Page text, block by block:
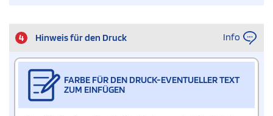
4 Hinweis für den Druck Info
FARBE FÜR DEN DRUCK-EVENTUELLER TEXT
ZUM EINFÜGEN